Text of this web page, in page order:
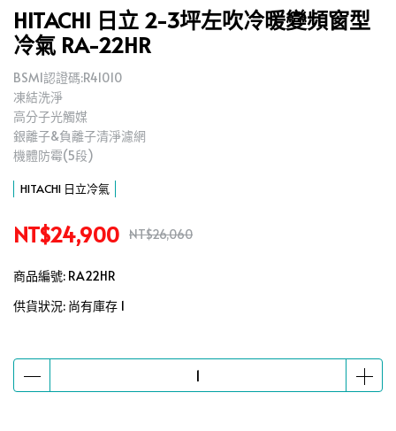
HITACHI 日立 2-3坪左吹冷暖變頻窗型
冷氣 RA-22HR
BSMI認證碼:R41010
凍結洗淨
高分子光觸媒
銀離子&負離子清淨濾網
機體防霉(5段)
HITACHI 日立冷氣
NT$24,900 NT$26,060
商品編號: RA22HR
供貨狀況: 尚有庫存 1